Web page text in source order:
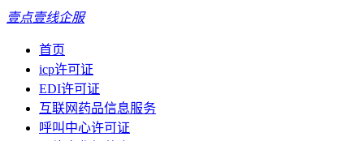
壹点壹线企服
首页
icp许可证
EDI许可证
互联网药品信息服务
呼叫中心许可证